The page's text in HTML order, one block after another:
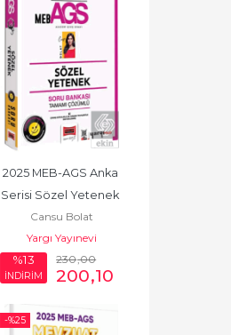
2025 MEB-AGS Anka
Serisi Sözel Yetenek
Tamamı Çözümlü Soru
Bankası
Cansu Bolat
Yargı Yayınevi
%13
İNDİRİM
230,00
200,10
-%25